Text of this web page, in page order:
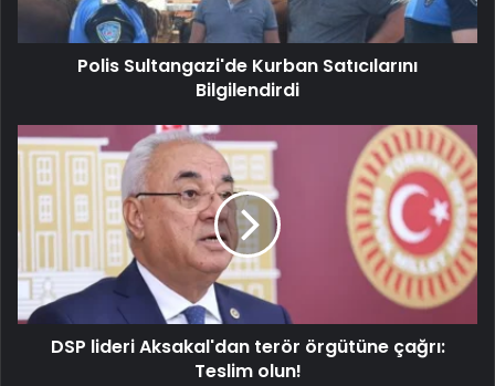
Polis Sultangazi'de Kurban Satıcılarını
Bilgilendirdi
DSP lideri Aksakal'dan terör örgütüne çağrı:
Teslim olun!